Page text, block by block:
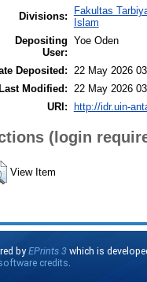
Divisions:
Fakultas
Islam
Depositing
User:
Yoe Oden
Deposited:
22 May 2026
Modified:
22 May 2026
URI: http://idr.uin-
(login
View Item
byEPrints 3 which is
credits.